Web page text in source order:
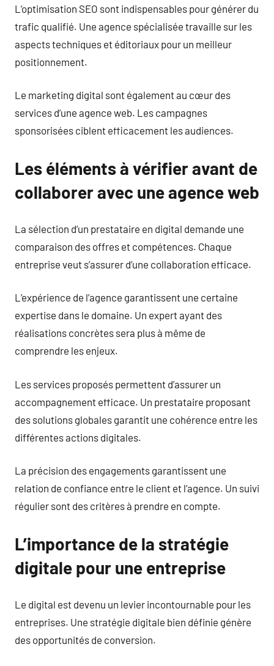
L’optimisation SEO sont indispensables pour générer du
trafic qualifié. Une agence spécialisée travaille sur les
aspects techniques et éditoriaux pour un meilleur
positionnement.
Le marketing digital sont également au cœur des
services d’une agence web. Les campagnes
sponsorisées ciblent efficacement les audiences.
Les éléments à vérifier avant de
collaborer avec une agence web
La sélection d’un prestataire en digital demande une
comparaison des offres et compétences. Chaque
entreprise veut s’assurer d’une collaboration efficace.
L’expérience de l’agence garantissent une certaine
expertise dans le domaine. Un expert ayant des
réalisations concrètes sera plus à même de
comprendre les enjeux.
Les services proposés permettent d’assurer un
accompagnement efficace. Un prestataire proposant
des solutions globales garantit une cohérence entre les
différentes actions digitales.
La précision des engagements garantissent une
relation de confiance entre le client et l’agence. Un suivi
régulier sont des critères à prendre en compte.
L’importance de la stratégie
digitale pour une entreprise
Le digital est devenu un levier incontournable pour les
entreprises. Une stratégie digitale bien définie génère
des opportunités de conversion.